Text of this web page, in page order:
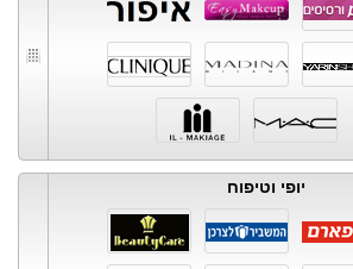
יופי וטיפוח